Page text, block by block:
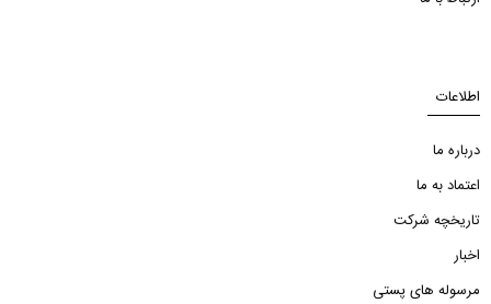
اطلاعات
درباره ما
اعتماد به ما
تاریخچه شرکت
اخبار
مرسوله های پستی